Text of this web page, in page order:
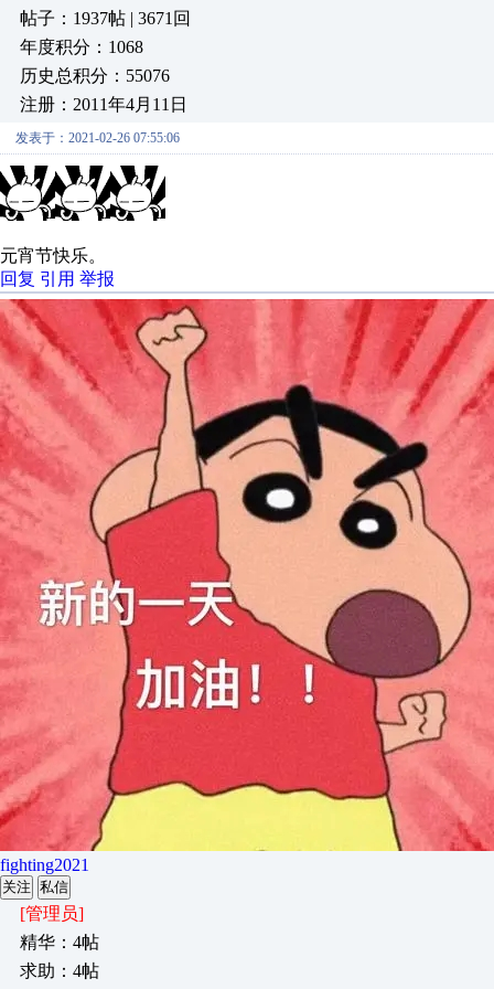
帖子：1937帖 | 3671回
年度积分：1068
历史总积分：55076
注册：2011年4月11日
发表于：2021-02-26 07:55:06
元宵节快乐。
回复 引用 举报
fighting2021
关注 私信
[管理员]
精华：4帖
求助：4帖